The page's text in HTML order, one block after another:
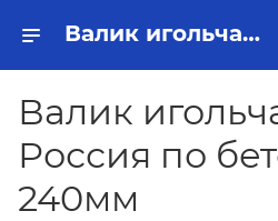
Валик игольчатый Россия по бетону, 240мм Тольятти - купить в интернет-магазине, каталог с ценами и характеристиками
Валик
Россия по
240мм